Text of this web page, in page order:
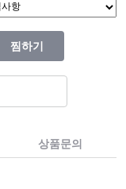
찜하기
상품문의